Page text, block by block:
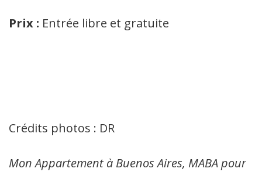
Prix : Entrée libre et gratuite
Crédits photos : DR
Mon Appartement à Buenos Aires, MABA pour